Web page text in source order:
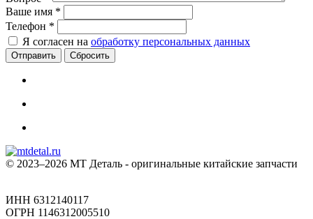
Ваше имя *
Телефон *
Я согласен на обработку персональных данных
Сбросить
© 2023–2026 МТ Деталь - оригинальные китайские запчасти
ИНН 6312140117
ОГРН 1146312005510